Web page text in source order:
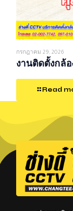
กรกฎาคม 29, 2026
งานติดตั้งกล้อ
Read